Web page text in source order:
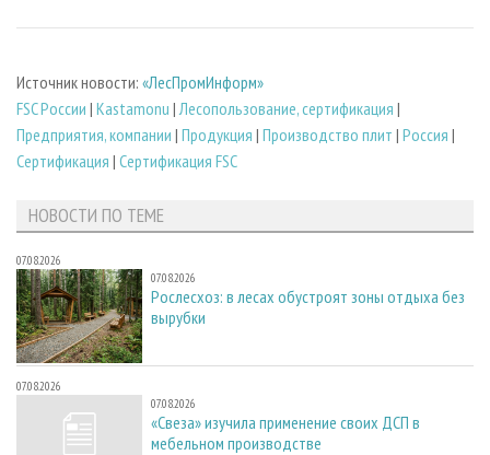
Источник новости: «ЛесПромИнформ»
FSC России | Kastamonu | Лесопользование, сертификация |
Предприятия, компании | Продукция | Производство плит | Россия |
Сертификация | Сертификация FSC
НОВОСТИ ПО ТЕМЕ
07.08.2026
07.08.2026
Рослесхоз: в лесах обустроят зоны отдыха без
вырубки
07.08.2026
07.08.2026
«Свеза» изучила применение своих ДСП в
мебельном производстве